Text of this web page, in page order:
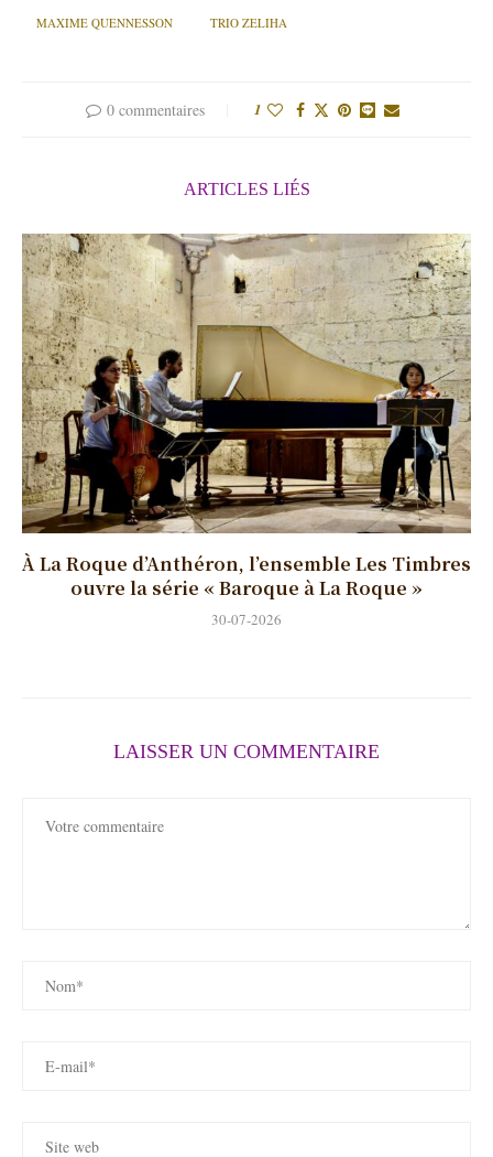
MAXIME QUENNESSON TRIO ZELIHA
0 commentaires 1
ARTICLES LIÉS
À La Roque d’Anthéron, l’ensemble Les Timbres
ouvre la série « Baroque à La Roque »
30-07-2026
LAISSER UN COMMENTAIRE